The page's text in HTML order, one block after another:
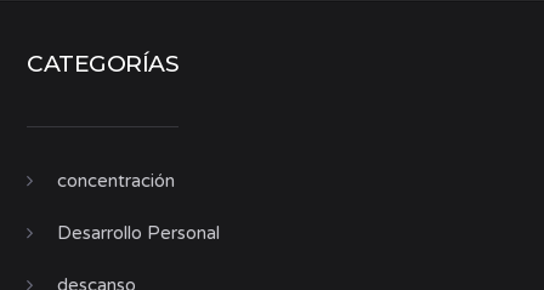
CATEGORÍAS
concentración
Desarrollo Personal
descanso